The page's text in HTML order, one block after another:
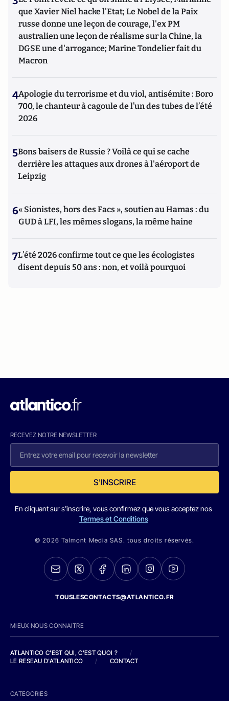
que Xavier Niel hacke l'Etat; Le Nobel de la Paix
russe donne une leçon de courage, l'ex PM
australien une leçon de réalisme sur la Chine, la
DGSE une d'arrogance; Marine Tondelier fait du
Macron
4Apologie du terrorisme et du viol, antisémite : Boro
700, le chanteur à cagoule de l’un des tubes de l’été
2026
5Bons baisers de Russie ? Voilà ce qui se cache
derrière les attaques aux drones à l'aéroport de
Leipzig
6« Sionistes, hors des Facs », soutien au Hamas : du
GUD à LFI, les mêmes slogans, la même haine
7L’été 2026 confirme tout ce que les écologistes
disent depuis 50 ans : non, et voilà pourquoi
RECEVEZ NOTRE NEWSLETTER
S'INSCRIRE
En cliquant sur s'inscrire, vous confirmez que vous acceptez nos
Termes et Conditions
© 2026 Talmont Media SAS. tous droits réservés.
TOUSLESCONTACTS@ATLANTICO.FR
MIEUX NOUS CONNAITRE
ATLANTICO C'EST QUI, C'EST QUOI ?
/
LE RESEAU D'ATLANTICO
/ CONTACT
CATEGORIES